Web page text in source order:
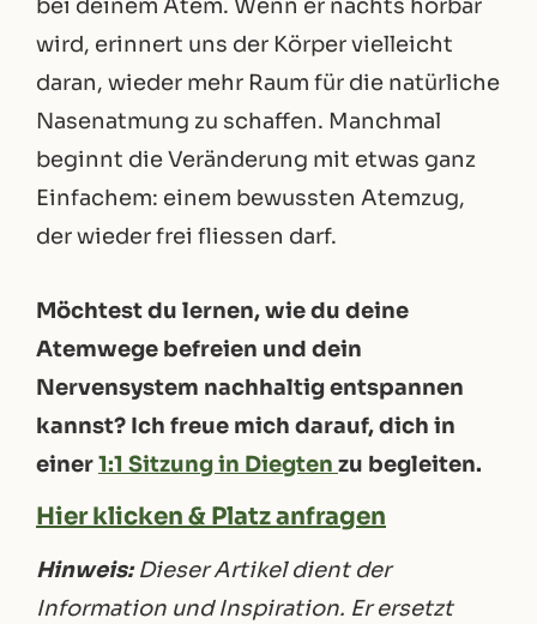
bei deinem Atem. Wenn er nachts hörbar
wird, erinnert uns der Körper vielleicht
daran, wieder mehr Raum für die natürliche
Nasenatmung zu schaffen. Manchmal
beginnt die Veränderung mit etwas ganz
Einfachem: einem bewussten Atemzug,
der wieder frei fliessen darf.
Möchtest du lernen, wie du deine
Atemwege befreien und dein
Nervensystem nachhaltig entspannen
kannst? Ich freue mich darauf, dich in
einer1:1 Sitzung in Diegten zu begleiten.
Hier klicken & Platz anfragen
Hinweis:Dieser Artikel dient der
Information und Inspiration. Er ersetzt